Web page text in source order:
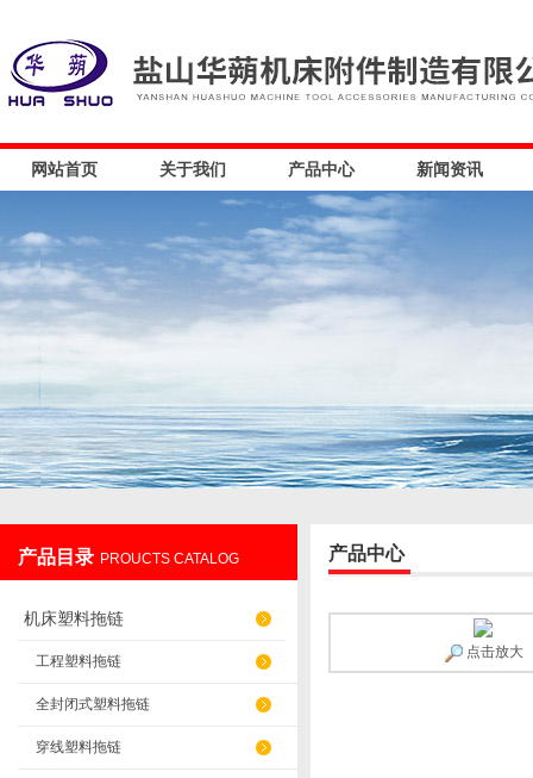
网站首页 关于我们 产品中心 新闻资讯
产品目录 PROUCTS CATALOG
机床塑料拖链
工程塑料拖链
全封闭式塑料拖链
穿线塑料拖链
产品中心
点击放大